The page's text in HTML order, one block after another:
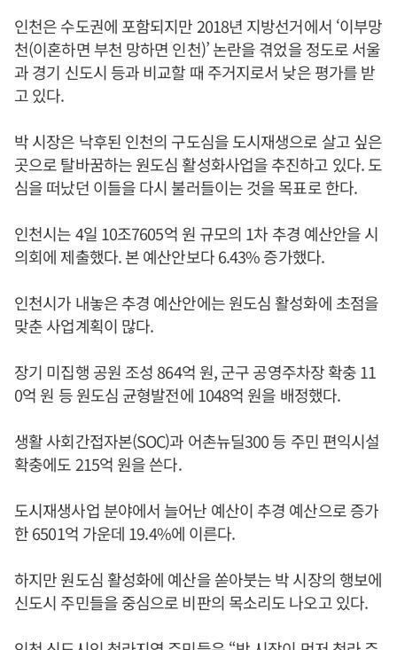
인천은 수도권에 포함되지만 2018년 지방선거에서 ‘이부망
천(이혼하면 부천 망하면 인천)’ 논란을 겪었을 정도로 서울
과 경기 신도시 등과 비교할 때 주거지로서 낮은 평가를 받
고 있다.
박 시장은 낙후된 인천의 구도심을 도시재생으로 살고 싶은
곳으로 탈바꿈하는 원도심 활성화사업을 추진하고 있다. 도
심을 떠났던 이들을 다시 불러들이는 것을 목표로 한다.
인천시는 4일 10조7605억 원 규모의 1차 추경 예산안을 시
의회에 제출했다. 본 예산안보다 6.43% 증가했다.
인천시가 내놓은 추경 예산안에는 원도심 활성화에 초점을
맞춘 사업계획이 많다.
장기 미집행 공원 조성 864억 원, 군구 공영주차장 확충 11
0억 원 등 원도심 균형발전에 1048억 원을 배정했다.
생활 사회간접자본(SOC)과 어촌뉴딜300 등 주민 편익시설
확충에도 215억 원을 쓴다.
도시재생사업 분야에서 늘어난 예산이 추경 예산으로 증가
한 6501억 가운데 19.4%에 이른다.
하지만 원도심 활성화에 예산을 쏟아붓는 박 시장의 행보에
신도시 주민들을 중심으로 비판의 목소리도 나오고 있다.